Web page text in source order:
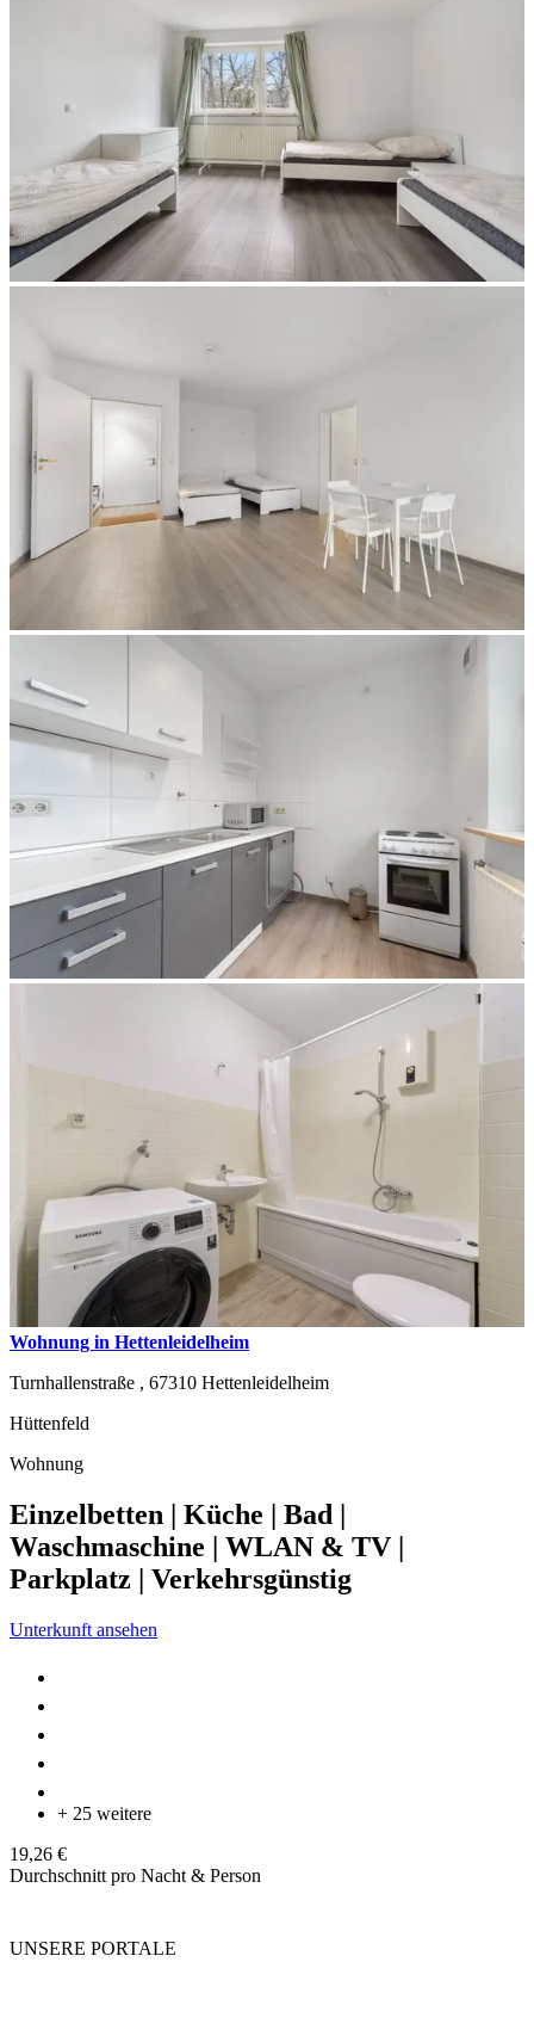
Wohnung in Hettenleidelheim
Turnhallenstraße , 67310 Hettenleidelheim
Hüttenfeld
Wohnung
Einzelbetten | Küche | Bad |
Waschmaschine | WLAN & TV |
Parkplatz | Verkehrsgünstig
Unterkunft ansehen
+ 25 weitere
19,26 €
Durchschnitt pro Nacht & Person
UNSERE PORTALE